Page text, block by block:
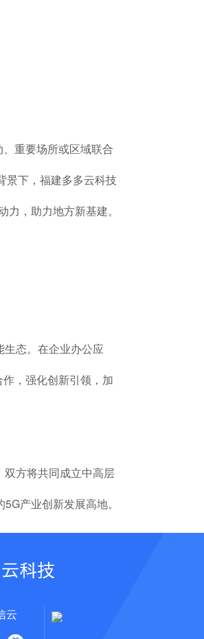
重要场所或区域联合
景下，福建多多云科技
，助力地方新基建。
生态。在企业办公应
，强化创新引领，加
方将共同成立中高层
产业创新发展高地。
云